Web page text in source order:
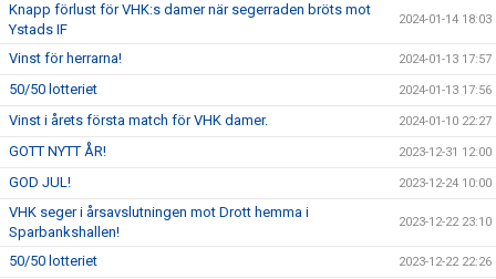
Knapp förlust för VHK:s damer när segerraden bröts mot
Ystads IF
2024-01-14 18:03
Vinst för herrarna! 2024-01-13 17:57
50/50 lotteriet 2024-01-13 17:56
Vinst i årets första match för VHK damer. 2024-01-10 22:27
GOTT NYTT ÅR! 2023-12-31 12:00
GOD JUL! 2023-12-24 10:00
VHK seger i årsavslutningen mot Drott hemma i
Sparbankshallen!
2023-12-22 23:10
50/50 lotteriet 2023-12-22 22:26